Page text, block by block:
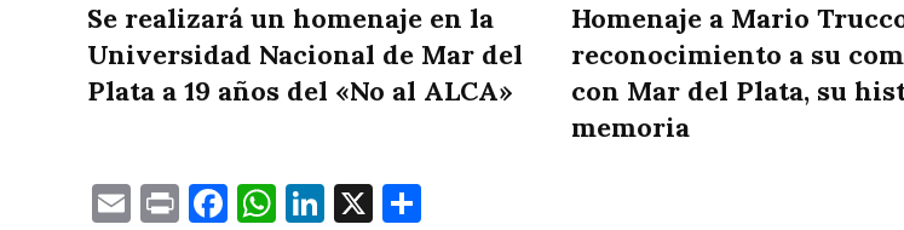
Se realizará un homenaje en la
Universidad Nacional de Mar del
Plata a 19 años del «No al ALCA»
Homenaje a Mario
reconocimiento a su
con Mar del Plata, su
memoria
EmailPrintFacebook
WhatsApp
LinkedIn
X